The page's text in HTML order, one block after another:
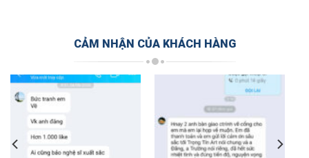
CẢM NHẬN CỦA KHÁCH HÀNG